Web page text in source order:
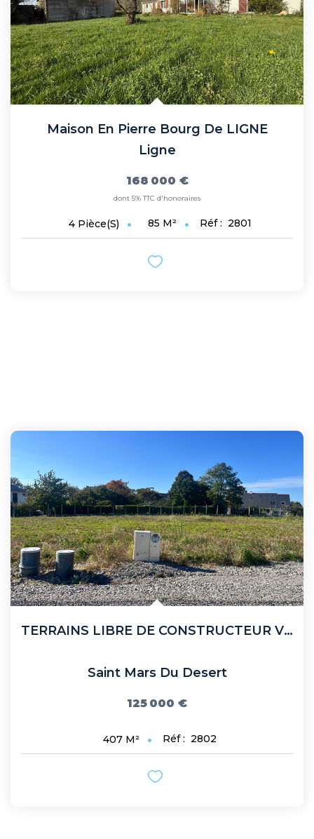
Maison En Pierre Bourg De LIGNE
Ligne
168 000 €
dont 5% TTC d'honoraires
4 Pièce(s) 85 M² Réf : 2801
TERRAINS LIBRE DE CONSTRUCTEUR VIABILISES PLEIN BOURG ST...
Saint Mars Du Desert
125 000 €
407 M² Réf : 2802